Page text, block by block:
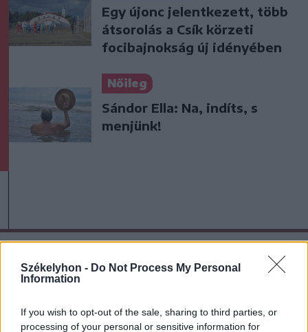
Székelyhon - Do Not Process My Personal
Information
If you wish to opt-out of the sale, sharing to third parties, or
processing of your personal or sensitive information for
Egy újonc jelentkezett, több
átsorolás a Csík körzeti
focibajnokság új idényében
Nőileg
Sándor Ella: Na, indíts, s
menjünk!
A rovat további cikkei